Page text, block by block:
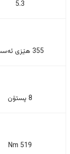
5.3
355 هێزی ئەسپ
8 پستۆن
519 Nm